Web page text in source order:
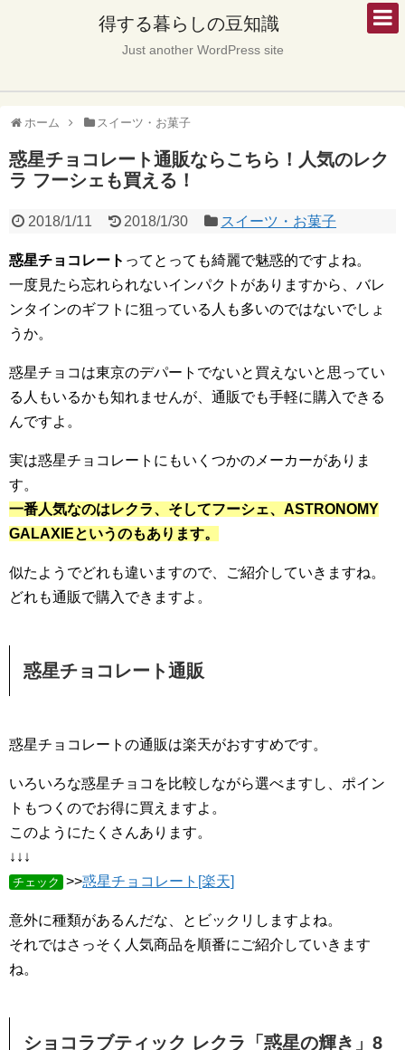
得する暮らしの豆知識
Just another WordPress site
ホーム スイーツ・お菓子
惑星チョコレート通販ならこちら！人気のレク
ラ フーシェも買える！
2018/1/11 2018/1/30 スイーツ・お菓子
惑星チョコレート ってとっても綺麗で魅惑的ですよね。
一度見たら忘れられないインパクトがありますから、バレ
ンタインのギフトに狙っている人も多いのではないでしょ
うか。
惑星チョコは東京のデパートでないと買えないと思ってい
る人もいるかも知れませんが、通販でも手軽に購入できる
んですよ。
実は惑星チョコレートにもいくつかのメーカーがありま
す。
一番人気なのはレクラ、そしてフーシェ、ASTRONOMY
GALAXIEというのもあります。
似たようでどれも違いますので、ご紹介していきますね。
どれも通販で購入できますよ。
惑星チョコレート通販
惑星チョコレートの通販は楽天がおすすめです。
いろいろな惑星チョコを比較しながら選べますし、ポイン
トもつくのでお得に買えますよ。
このようにたくさんあります。
↓↓↓
チェック >>惑星チョコレート[楽天]
意外に種類があるんだな、とビックリしますよね。
それではさっそく人気商品を順番にご紹介していきます
ね。
ショコラブティック レクラ「惑星の輝き」8